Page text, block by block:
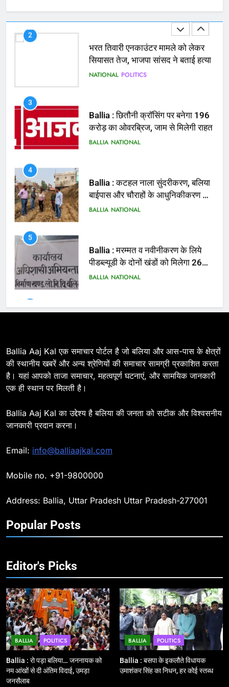
NATIONAL POLITICS
3
Ballia : छितौनी क्रॉसिंग पर बनेगा 196
करोड़ का ओवरब्रिज, जाम से मिलेगी राहत
BALLIA NATIONAL
4
Ballia : कटहल नाला सुंदरीकरण, बलिया
बाईपास और चौराहों के आधुनिकीकरण की
तैयारी तेज
BALLIA NATIONAL
5
Ballia : मरम्मत व नवीनीकरण के लिये
पीडब्ल्यूडी के दोनों खंडों को मिलेगा 26
करोड़
BALLIA NATIONAL
6
Ballia : 110 फीट ऊंचे तिरंगे के सम्मान
में बलिया में निकला तिरंगा यात्रा
BALLIA NATIONAL
7
BALLIA NATIONAL
8
के साथ रेलवे स्टेशन व शहर में किया पैदल
BALLIA NATIONAL
Ballia : एकता, अखंडता और राष्ट्रप्रेम
अधीक्षक ओमवीर सिंह ने दिलाई शपथ, दी
और कानपुर के लिए बस सेवाओं का
11
बिहार विस चुनाव : सभी 90 हजार 712
बूथों से लाइव वेब कास्टिंग की तैयारी
NATIONAL POLITICS
12
Ballia : बलिया रेलवे स्टेशन का अपर
महाप्रबंधक ने किया निरीक्षण
Ballia Aaj Kal एक समाचार पोर्टल है जो बलिया और आस-पास के क्षेत्रों
की स्थानीय खबरें और अन्य श्रेणियों की समाचार सामग्री प्रकाशित करता
है। यहां आपको ताजा समाचार, महत्वपूर्ण घटनाएं, और सामयिक जानकारी
एक ही स्थान पर मिलती है।
Ballia Aaj Kal का उद्देश्य है बलिया की जनता को सटीक और विश्वसनीय
जानकारी प्रदान करना।
Email: info@balliaajkal.com
Mobile no. +91-9800000
Address: Ballia, Uttar Pradesh Uttar Pradesh-277001
Popular Posts
Editor's Picks
BALLIA POLITICS
Ballia : रो पड़ा बलिया… जननायक को
नम आंखों से दी अंतिम विदाई, उमड़ा
जनसैलाब
BALLIA POLITICS
Ballia : बसपा के इकलौते विधायक
उमाशंकर सिंह का निधन, हर कोई स्तब्ध